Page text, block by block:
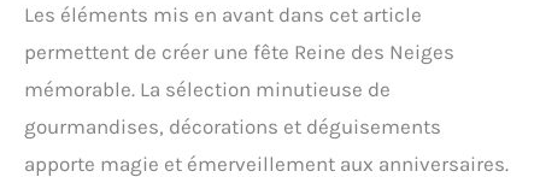
Les éléments mis en avant dans cet article
permettent de créer une fête Reine des Neiges
mémorable. La sélection minutieuse de
gourmandises, décorations et déguisements
apporte magie et émerveillement aux anniversaires.